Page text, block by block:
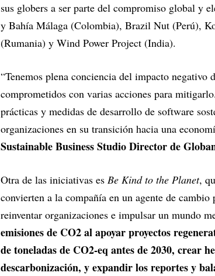
sus globers a ser parte del compromiso global y
y Bahía Málaga (Colombia), Brazil Nut (Perú),
(Rumania) y Wind Power Project (India).
“Tenemos plena conciencia del impacto negativo
comprometidos con varias acciones para
prácticas y medidas de desarrollo de software
organizaciones en su transición hacia una
Sustainable Business Studio Director de
Otra de las iniciativas es Be Kind to the Planet,
convierten a la compañía en un agente de
reinventar organizaciones e impulsar un mundo
emisiones de CO2 al apoyar proyectos
de toneladas de CO2-eq antes de 2030, crear
descarbonización, y expandir los reportes y